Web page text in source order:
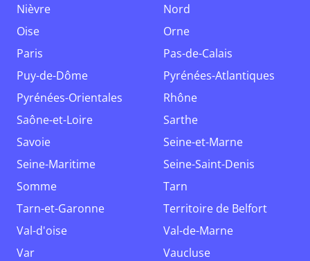
Nièvre
Nord
Oise
Orne
Paris
Pas-de-Calais
Puy-de-Dôme
Pyrénées-Atlantiques
Pyrénées-Orientales
Rhône
Saône-et-Loire
Sarthe
Savoie
Seine-et-Marne
Seine-Maritime
Seine-Saint-Denis
Somme
Tarn
Tarn-et-Garonne
Territoire de Belfort
Val-d'oise
Val-de-Marne
Var
Vaucluse